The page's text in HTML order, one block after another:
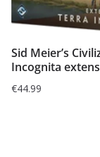
Sid Meier’s
Incognita
€44.99